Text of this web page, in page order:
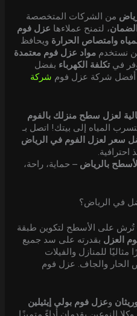
من الشركات المتخصصة
، لتمنح عملاءها عزل فوم
وامتصاص الحرارة ويحافظ
نستخدممواد عزل فوم معتمدة
فيتكلفة الكهرباء بفضل
أفضل شركة عزل فوم شركة
لعزل سطح منزلك بالفوم
المياه إلى بيتك! اتصل بـ
سعر لعزل الفوم في الرياض
احترافية.
بالرياض – حماية، راحة،
في الرياض؟
تُرش على الأسطح لتكوين طبقة
العزل بقدرته على سد جميع
للمنازل والفيلات
الحار والجاف. عزل فوم
وعزل فوم بولي إيثيلين